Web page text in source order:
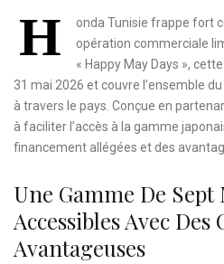
H
onda Tunisie frappe fort
opération commerciale
« Happy May Days »,
31 mai 2026 et couvre l’ensemble
à travers le pays. Conçue en
à faciliter l’accès à la gamme
financement allégées et des
Une Gamme De Sept
Accessibles Avec
Avantageuses